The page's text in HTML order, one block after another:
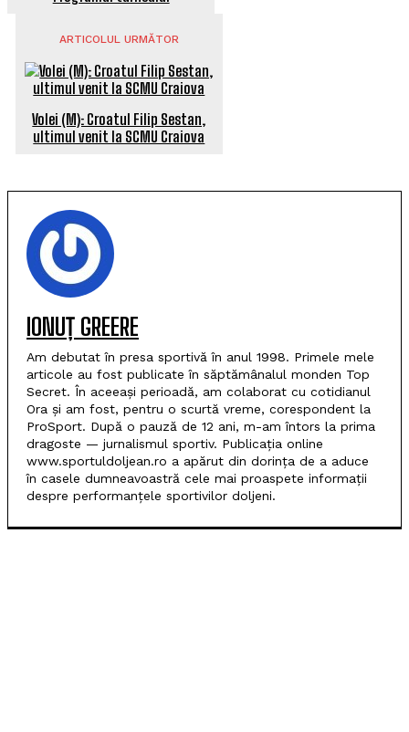
ARTICOLUL URMĂTOR
Volei (M): Croatul Filip Sestan,
ultimul venit la SCMU Craiova
IONUȚ GREERE
Am debutat în presa sportivă în anul 1998. Primele mele
articole au fost publicate în săptămânalul monden Top
Secret. În aceeași perioadă, am colaborat cu cotidianul
Ora și am fost, pentru o scurtă vreme, corespondent la
ProSport. După o pauză de 12 ani, m-am întors la prima
dragoste — jurnalismul sportiv. Publicația online
www.sportuldoljean.ro a apărut din dorința de a aduce
în casele dumneavoastră cele mai proaspete informații
despre performanțele sportivilor doljeni.